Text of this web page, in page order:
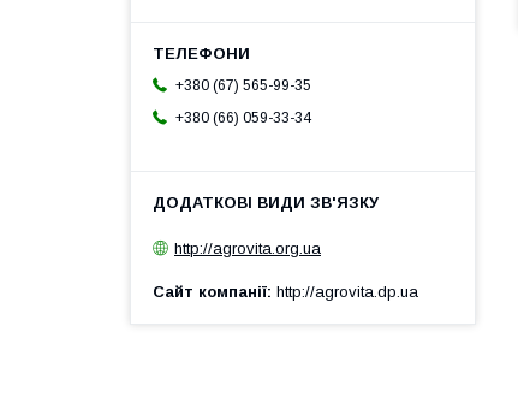
+380 (67) 565-99-35
+380 (66) 059-33-34
http://agrovita.org.ua
Сайт компанії http://agrovita.dp.ua